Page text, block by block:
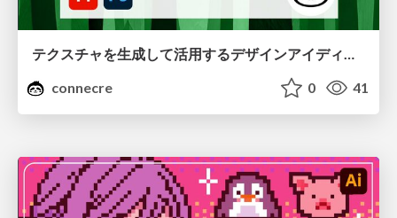
テクスチャを生成して活用するデザインアイディア、テクスチャ生成×描画モード！光と影を使ってブラッシュアップ
connecre
0 41